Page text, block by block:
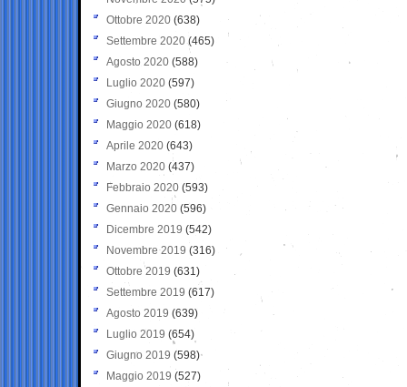
Ottobre 2020 (638)
Settembre 2020(465)
Agosto 2020 (588)
Luglio 2020 (597)
Giugno 2020 (580)
Maggio 2020 (618)
Aprile 2020 (643)
Marzo 2020 (437)
Febbraio 2020 (593)
Gennaio 2020 (596)
Dicembre 2019 (542)
Novembre 2019 (316)
Ottobre 2019 (631)
Settembre 2019 (617)
Agosto 2019 (639)
Luglio 2019 (654)
Giugno 2019 (598)
Maggio 2019 (527)